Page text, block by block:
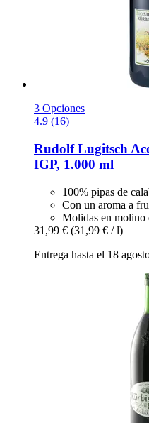
3 Opciones
4.9 (16)
Rudolf Lugitsch
IGP, 1.000 ml
100% pipas de
Con un aroma a
Molidas en molino
31,99 € (31,99 € / l)
Entrega hasta el 18